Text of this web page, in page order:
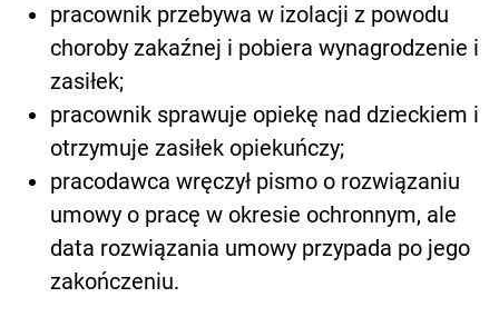
pracownik przebywa w izolacji z powodu
choroby zakaźnej i pobiera wynagrodzenie i
zasiłek;
pracownik sprawuje opiekę nad dzieckiem i
otrzymuje zasiłek opiekuńczy;
pracodawca wręczył pismo o rozwiązaniu
umowy o pracę w okresie ochronnym, ale
data rozwiązania umowy przypada po jego
zakończeniu.